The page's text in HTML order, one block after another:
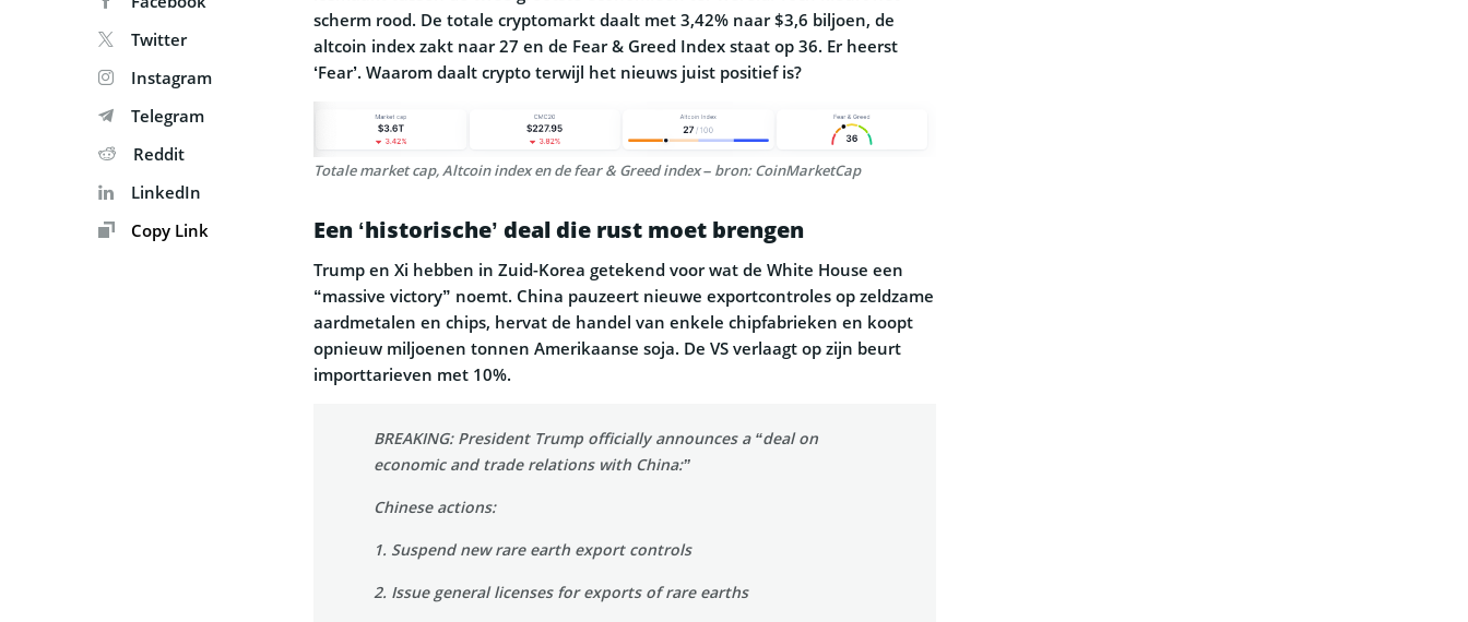
Twitter
Instagram
Telegram
Reddit
LinkedIn
Copy Link
scherm rood. De totale cryptomarkt daalt met 3,42% naar $3,6 biljoen, de
altcoin index zakt naar 27 en de Fear & Greed Index staat op 36. Er heerst
‘Fear’. Waarom daalt crypto terwijl het nieuws juist positief is?
Totale market cap, Altcoin index en de fear & Greed index – bron: CoinMarketCap
Een ‘historische’ deal die rust moet brengen
Trump en Xi hebben in Zuid-Korea getekend voor wat de White House een
“massive victory” noemt. China pauzeert nieuwe exportcontroles op zeldzame
aardmetalen en chips, hervat de handel van enkele chipfabrieken en koopt
opnieuw miljoenen tonnen Amerikaanse soja. De VS verlaagt op zijn beurt
importtarieven met 10%.
BREAKING: President Trump officially announces a “deal on
economic and trade relations with China:”
Chinese actions:
1. Suspend new rare earth export controls
2. Issue general licenses for exports of rare earths